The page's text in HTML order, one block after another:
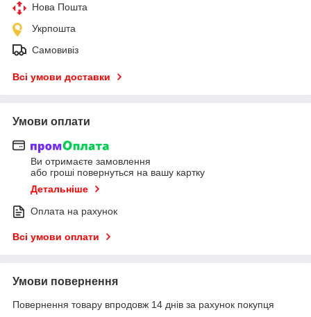
Нова Пошта
Укрпошта
Самовивіз
Всі умови доставки
Умови оплати
Ви отримаєте замовлення
або гроші повернуться на вашу картку
Детальніше
Оплата на рахунок
Всі умови оплати
Умови повернення
Повернення товару впродовж 14 днів за рахунок покупця